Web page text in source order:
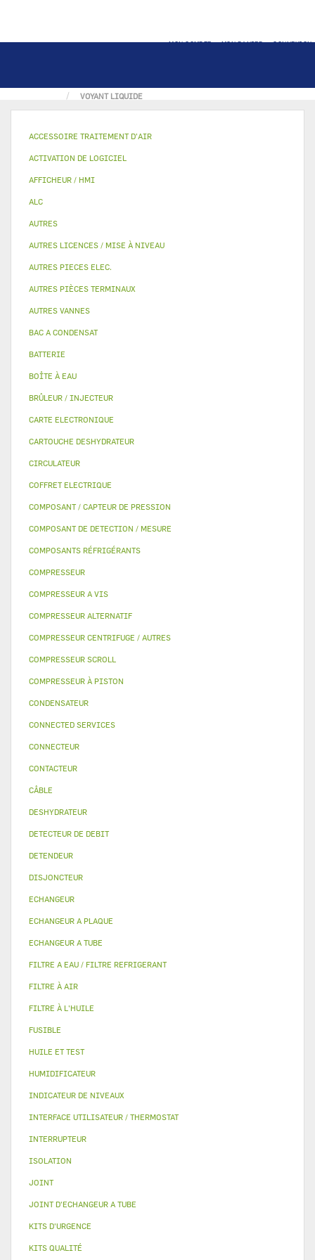
MON COMPTE MON PANIER CONNEXION
VOYANT LIQUIDE
ACCESSOIRE TRAITEMENT D’AIR
ACTIVATION DE LOGICIEL
AFFICHEUR / HMI
ALC
AUTRES
AUTRES LICENCES / MISE À NIVEAU
AUTRES PIECES ELEC.
AUTRES PIÈCES TERMINAUX
AUTRES VANNES
BAC A CONDENSAT
BATTERIE
BOÎTE À EAU
BRÛLEUR / INJECTEUR
CARTE ELECTRONIQUE
CARTOUCHE DESHYDRATEUR
CIRCULATEUR
COFFRET ELECTRIQUE
COMPOSANT / CAPTEUR DE PRESSION
COMPOSANT DE DETECTION / MESURE
COMPOSANTS RÉFRIGÉRANTS
COMPRESSEUR
COMPRESSEUR A VIS
COMPRESSEUR ALTERNATIF
COMPRESSEUR CENTRIFUGE / AUTRES
COMPRESSEUR SCROLL
COMPRESSEUR À PISTON
CONDENSATEUR
CONNECTED SERVICES
CONNECTEUR
CONTACTEUR
CÂBLE
DESHYDRATEUR
DETECTEUR DE DEBIT
DETENDEUR
DISJONCTEUR
ECHANGEUR
ECHANGEUR A PLAQUE
ECHANGEUR A TUBE
FILTRE A EAU / FILTRE REFRIGERANT
FILTRE À AIR
FILTRE À L'HUILE
FUSIBLE
HUILE ET TEST
HUMIDIFICATEUR
INDICATEUR DE NIVEAUX
INTERFACE UTILISATEUR / THERMOSTAT
INTERRUPTEUR
ISOLATION
JOINT
JOINT D'ECHANGEUR A TUBE
KITS D'URGENCE
KITS QUALITÉ